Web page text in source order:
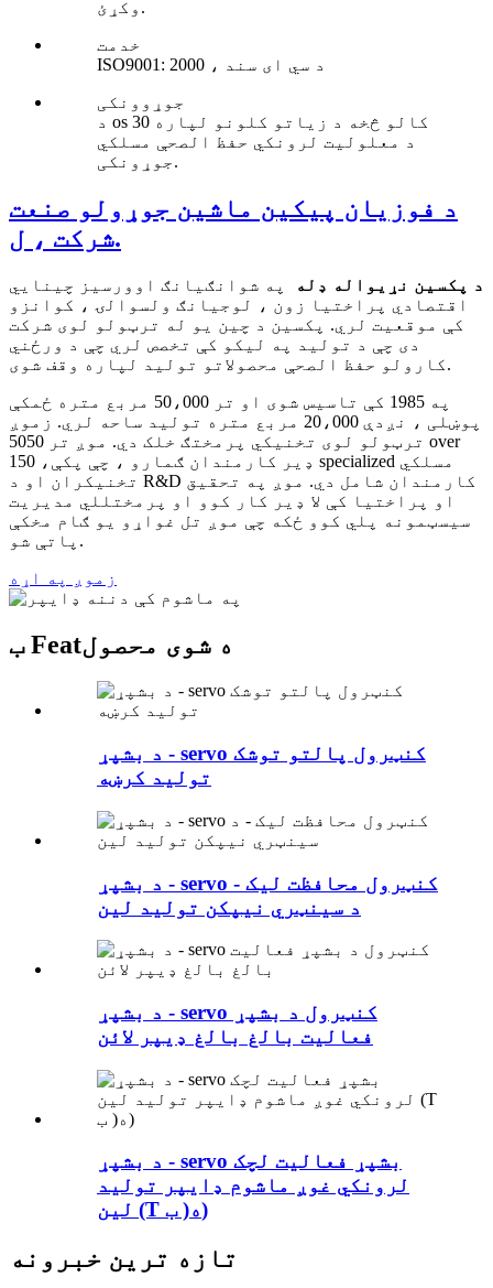
وکړئ.
خدمت
ISO9001: 2000 ، د سي ای سند
جوړوونکی
د os 30 کالو څخه د زیاتو کلونو لپاره
د معلولیت لرونکي حفظ الصحې مسلکي
جوړونکی.
د فوزیان پیکین ماشین جوړولو صنعت
شرکت ، ل.
د پکسین نړیواله ډله
په شوانګیانګ اوورسیز چینایي
اقتصادي پراختیا زون ، لوجیانګ ولسوالۍ ، کوانزو
کې موقعیت لري. پکسین د چین یو له ترټولو لوی شرکت
دی چې د تولید په لیکو کې تخصص لري چې د ورځني
کارولو حفظ الصحې محصولاتو تولید لپاره وقف شوی.
په 1985 کې تاسیس شوی او تر 50،000 مربع متره ځمکې
پوښلی ، نږدې 20،000 مربع متره تولید ساحه لري. زموږ
ترټولو لوی تخنیکي پرمختګ خلک دي. موږ تر 5050 over
ډیر کارمندان ګمارو ، چې پکې، 150 specialized مسلکي
تخنیکران او د R&D کارمندان شامل دي. موږ په تحقیق
او پراختیا کې لا ډیر کار کوو او پرمختللي مدیریت
سیسټمونه پلي کوو ځکه چې موږ تل غواړو یو ګام مخکې
پاتې شو.
زموږ په اړه
ب Featه شوی محصول
د بشپړ - servo کنټرول پالتو توشک
تولید کرښه
د بشپړ - servo کنټرول محافظت لیک -
د سینټري نیپکن تولید لین
د بشپړ - servo کنټرول د بشپړ
فعالیت بالغ بالغ ډیپر لائن
د بشپړ - servo بشپړ فعالیت لچک
لرونکي غوږ ماشوم ډایپر تولید
لین (T ب )ه)
تازه ترین خبرونه